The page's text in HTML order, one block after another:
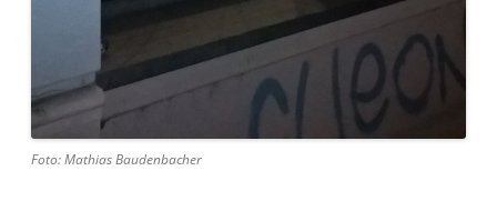
Foto: Mathias Baudenbacher